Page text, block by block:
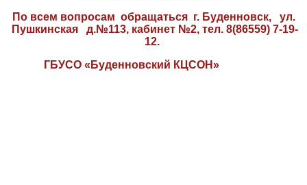
По всем вопросам обращаться г. Буденновск, ул.
Пушкинская д.№113, кабинет №2, тел. 8(86559) 7-19-
12.
ГБУСО «Буденновский КЦСОН»